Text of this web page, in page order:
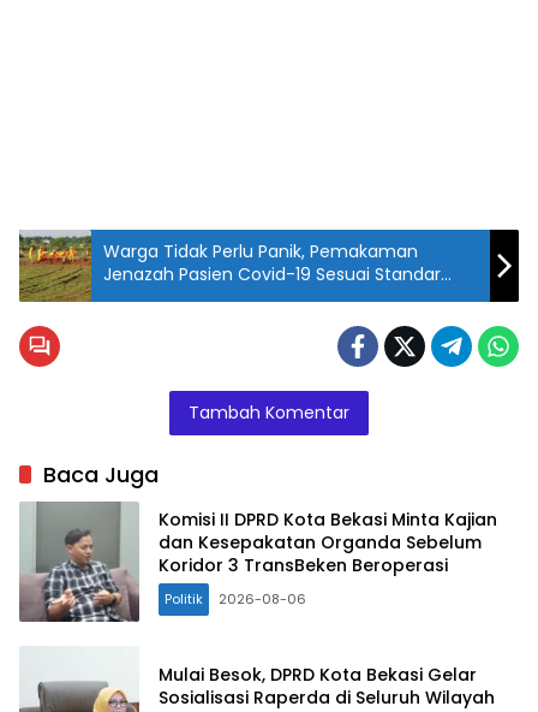
Dewan
Perwakilan
Kota
Chairoman
Juwono
Putro.
Warga Tidak Perlu Panik, Pemakaman
Jenazah Pasien Covid-19 Sesuai Standar
Kesehatan
Tambah Komentar
Baca Juga
Komisi II DPRD Kota Bekasi Minta Kajian
dan Kesepakatan Organda Sebelum
Koridor 3 TransBeken Beroperasi
Politik 2026-08-06
Mulai Besok, DPRD Kota Bekasi Gelar
Sosialisasi Raperda di Seluruh Wilayah